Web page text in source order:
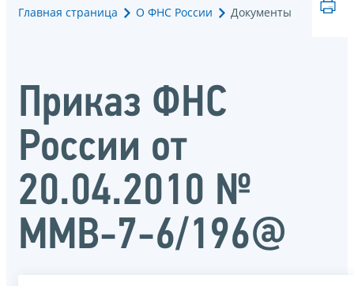
Главная страница О ФНС России Документы
Приказ ФНС
России от
20.04.2010 №
ММВ-7-6/196@